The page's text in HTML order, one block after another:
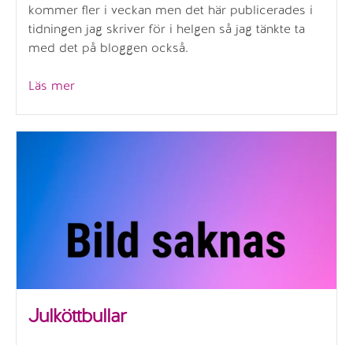
kommer fler i veckan men det här publicerades i
tidningen jag skriver för i helgen så jag tänkte ta
med det på bloggen också.
Läs mer”Nyårsmiddag
Julköttbullar